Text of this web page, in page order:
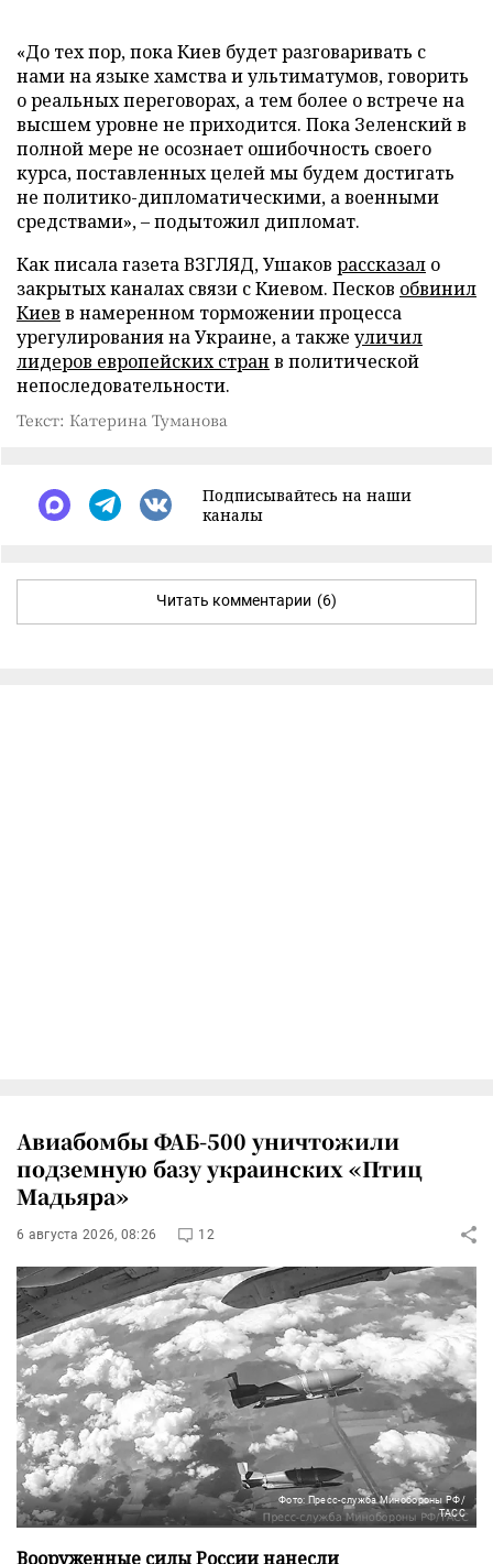
«До тех пор, пока Киев будет разговаривать с
нами на языке хамства и ультиматумов, говорить
о реальных переговорах, а тем более о встрече на
высшем уровне не приходится. Пока Зеленский в
полной мере не осознает ошибочность своего
курса, поставленных целей мы будем достигать
не политико-дипломатическими, а военными
средствами», – подытожил дипломат.
Как писала газета ВЗГЛЯД, Ушаков рассказал о
закрытых каналах связи с Киевом. Песков обвинил
Киев в намеренном торможении процесса
урегулирования на Украине, а также уличил
лидеров европейских стран в политической
непоследовательности.
Текст: Катерина Туманова
Подписывайтесь на наши
каналы
Читать комментарии (6)
Авиабомбы ФАБ-500 уничтожили
подземную базу украинских «Птиц
Мадьяра»
6 августа 2026, 08:26 12
Фото: Пресс-служба Минобороны РФ/
ТАСС
Вооруженные силы России нанесли